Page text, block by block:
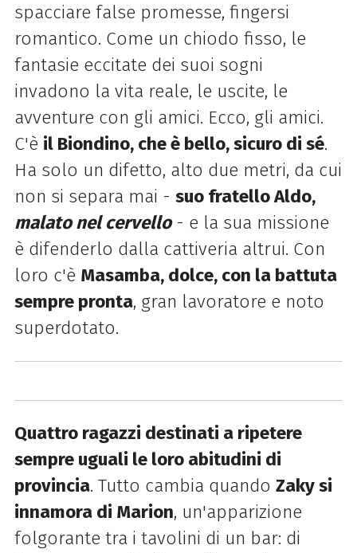
spacciare false promesse, fingersi
romantico. Come un chiodo fisso, le
fantasie eccitate dei suoi sogni
invadono la vita reale, le uscite, le
avventure con gli amici. Ecco, gli amici.
C'è il Biondino, che è bello, sicuro di sé.
Ha solo un difetto, alto due metri, da cui
non si separa mai - suo fratello Aldo,
malato nel cervello- e la sua missione
è difenderlo dalla cattiveria altrui. Con
loro c'è Masamba, dolce, con la battuta
sempre pronta, gran lavoratore e noto
superdotato.
Quattro ragazzi destinati a ripetere
sempre uguali le loro abitudini di
provincia. Tutto cambia quando Zaky si
innamora di Marion, un'apparizione
folgorante tra i tavolini di un bar: di